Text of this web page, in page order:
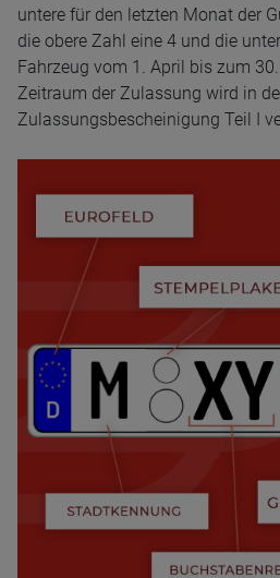
untere für den letzten Monat der
die obere Zahl eine 4 und die
Fahrzeug vom 1. April bis zum
Zeitraum der Zulassung wird in
Zulassungsbescheinigung Teil I